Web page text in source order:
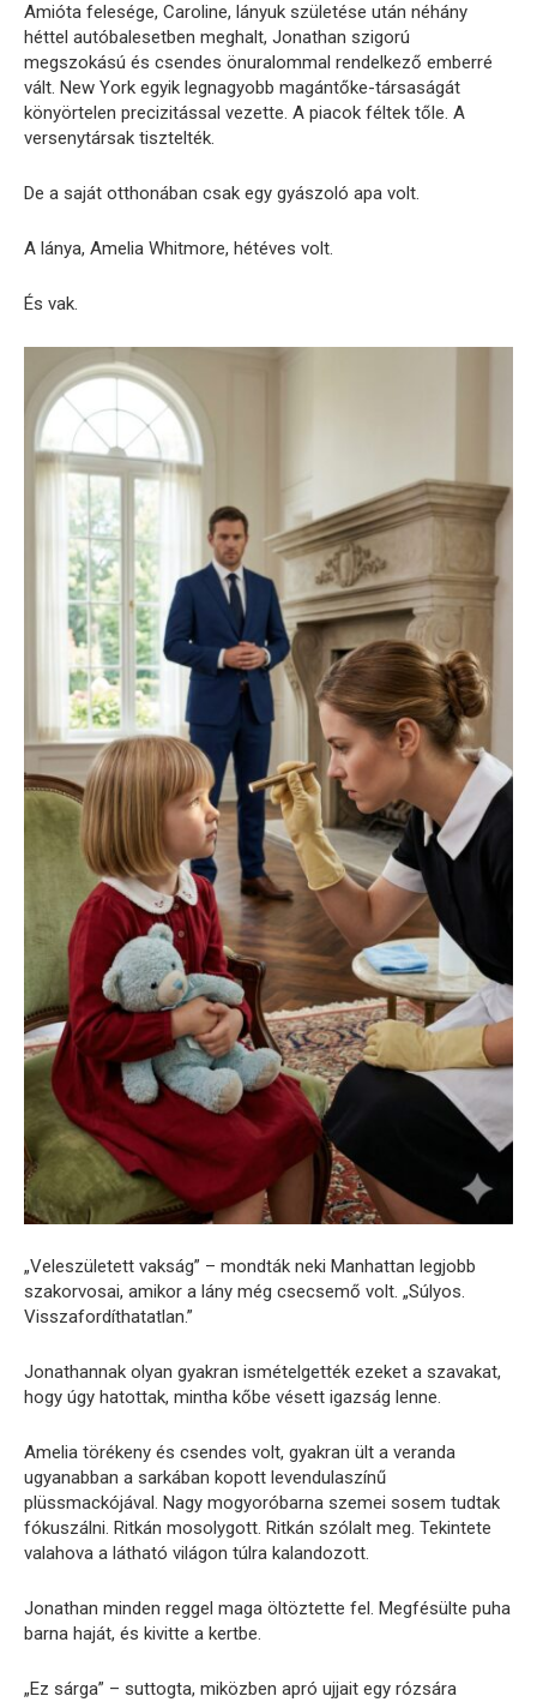
Amióta felesége, Caroline, lányuk születése után néhány
héttel autóbalesetben meghalt, Jonathan szigorú
megszokású és csendes önuralommal rendelkező emberré
vált. New York egyik legnagyobb magántőke-társaságát
könyörtelen precizitással vezette. A piacok féltek tőle. A
versenytársak tisztelték.
De a saját otthonában csak egy gyászoló apa volt.
A lánya, Amelia Whitmore, hétéves volt.
És vak.
„Veleszületett vakság” – mondták neki Manhattan legjobb
szakorvosai, amikor a lány még csecsemő volt. „Súlyos.
Visszafordíthatatlan.”
Jonathannak olyan gyakran ismételgették ezeket a szavakat,
hogy úgy hatottak, mintha kőbe vésett igazság lenne.
Amelia törékeny és csendes volt, gyakran ült a veranda
ugyanabban a sarkában kopott levendulaszínű
plüssmackójával. Nagy mogyoróbarna szemei ​​sosem tudtak
fókuszálni. Ritkán mosolygott. Ritkán szólalt meg. Tekintete
valahova a látható világon túlra kalandozott.
Jonathan minden reggel maga öltöztette fel. Megfésülte puha
barna haját, és kivitte a kertbe.
„Ez sárga” – suttogta, miközben apró ujjait egy rózsára